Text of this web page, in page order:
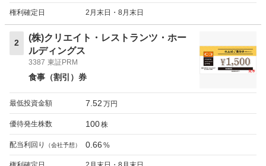
権利確定日 2月末日・8月末日
2
(株)クリエイト・レストランツ・ホー
ルディングス
3387 東証PRM
食事（割引）券
最低投資金額 7.52 万円
優待発生株数 100株
配当利回り （会社予想） 0.66 %